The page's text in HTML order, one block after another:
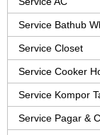
Service Bathub
Service Closet
Service Cooker
Service Kompor
Service Pagar &